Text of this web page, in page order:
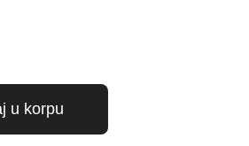
u korpu